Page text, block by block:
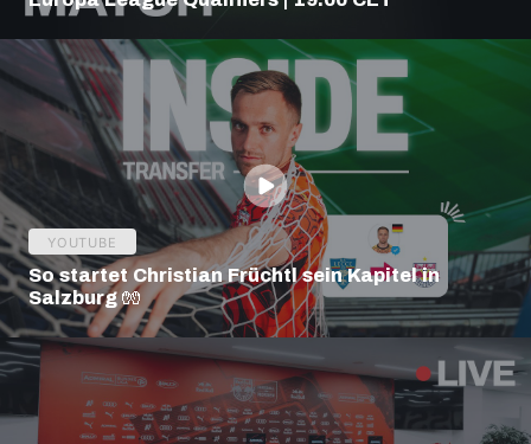
YOUTUBE
So startet Christian Früchtl sein Kapitel in
Salzburg 🧤